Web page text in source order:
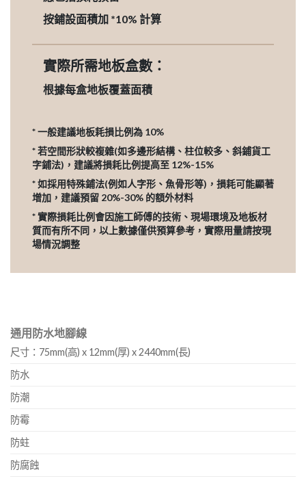
按鋪設面積加 *10% 計算
實際所需地板盒數：
根據每盒地板覆蓋面積
* 一般建議地板耗損比例為 10%
* 若空間形狀較複雜(如多邊形結構、柱位較多、斜鋪貨工
字鋪法)，建議將損耗比例提高至 12%-15%
* 如採用特殊鋪法(例如人字形、魚骨形等)，損耗可能顯著
增加，建議預留 20%-30% 的額外材料
* 實際損耗比例會因施工師傅的技術、現場環境及地板材
質而有所不同，以上數據僅供預算參考，實際用量請按現
場情況調整
通用防水地腳線
尺寸：75mm(高) x 12mm(厚) x 2440mm(長)
防水
防潮
防霉
防蛀
防腐蝕